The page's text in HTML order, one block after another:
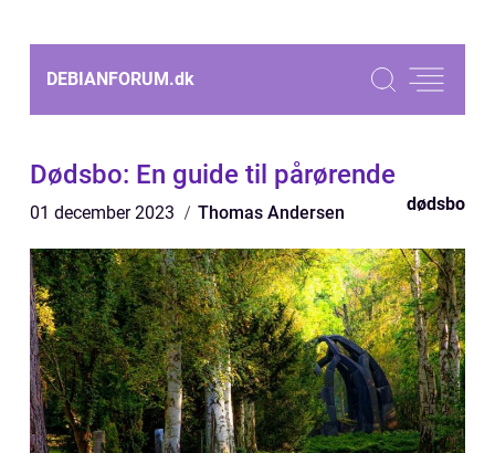
DEBIANFORUM.dk
Dødsbo: En guide til pårørende
01 december 2023 Thomas Andersen dødsbo